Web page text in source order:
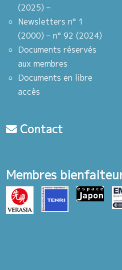
(2025) –
Newsletters n° 1
(2000) – n° 92 (2024)
Documents réservés
aux membres
Documents en libre
accès
Contact
Membres